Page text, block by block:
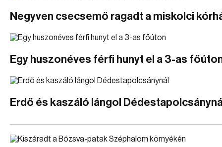
Negyven csecsemő ragadt a miskolci
Egy huszonéves férfi hunyt el a 3-as
Erdő és kaszáló lángol